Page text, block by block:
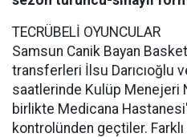
TECRÜBELİ OYUNCULAR
Samsun Canik Bayan
transferleri İlsu Darıcıoğlu
saatlerinde Kulüp Menejeri
birlikte Medicana
kontrolünden geçtiler.